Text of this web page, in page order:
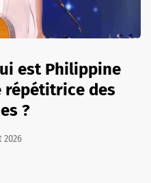
est Philippine
répétitrice des
?
2026